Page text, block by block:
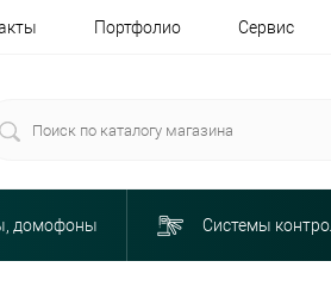
Портфолио Сервис
домофоны Системы